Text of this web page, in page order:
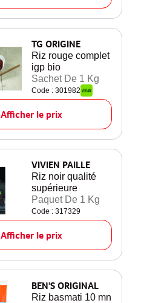
TG ORIGINE
Riz rouge complet
igp bio
Sachet De 1 Kg
Code : 301982
Afficher le prix
VIVIEN PAILLE
Riz noir qualité
supérieure
Paquet De 1 Kg
Code : 317329
Afficher le prix
BEN'S ORIGINAL
Riz basmati 10 mn